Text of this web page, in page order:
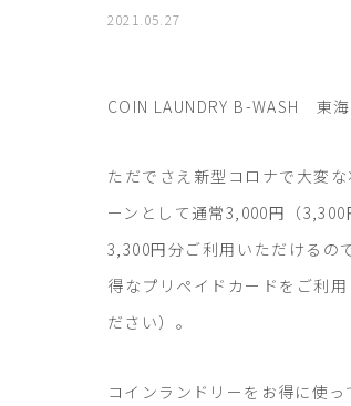
2021.05.27
COIN LAUNDRY B-WASH 東
ただでさえ新型コロナで大変
ーンとして通常3,000円（
3,300円分ご利用いただけるの
得なプリペイドカードをご利
ださい）。
コインランドリーをお得に使っ